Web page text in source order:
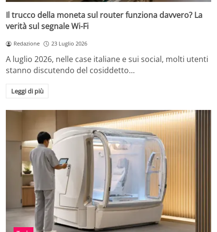
Il trucco della moneta sul router funziona davvero? La
verità sul segnale Wi-Fi
Redazione 23 Luglio 2026
A luglio 2026, nelle case italiane e sui social, molti utenti
stanno discutendo del cosiddetto…
Leggi di più